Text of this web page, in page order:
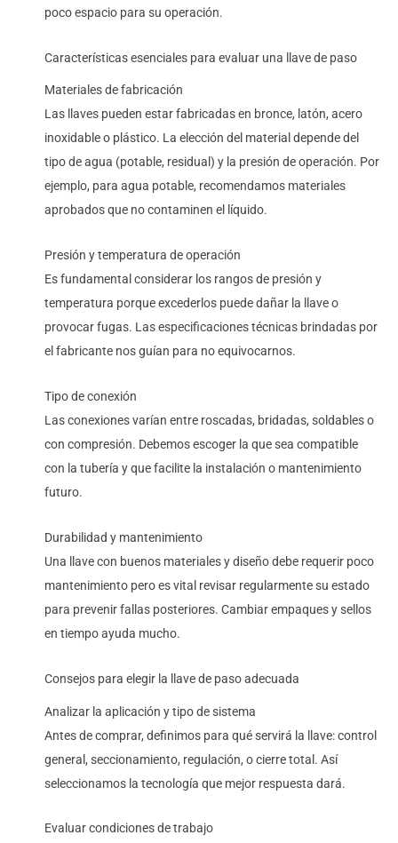
poco espacio para su operación.
Características esenciales para evaluar una llave de paso
Materiales de fabricación
Las llaves pueden estar fabricadas en bronce, latón, acero
inoxidable o plástico. La elección del material depende del
tipo de agua (potable, residual) y la presión de operación. Por
ejemplo, para agua potable, recomendamos materiales
aprobados que no contaminen el líquido.
Presión y temperatura de operación
Es fundamental considerar los rangos de presión y
temperatura porque excederlos puede dañar la llave o
provocar fugas. Las especificaciones técnicas brindadas por
el fabricante nos guían para no equivocarnos.
Tipo de conexión
Las conexiones varían entre roscadas, bridadas, soldables o
con compresión. Debemos escoger la que sea compatible
con la tubería y que facilite la instalación o mantenimiento
futuro.
Durabilidad y mantenimiento
Una llave con buenos materiales y diseño debe requerir poco
mantenimiento pero es vital revisar regularmente su estado
para prevenir fallas posteriores. Cambiar empaques y sellos
en tiempo ayuda mucho.
Consejos para elegir la llave de paso adecuada
Analizar la aplicación y tipo de sistema
Antes de comprar, definimos para qué servirá la llave: control
general, seccionamiento, regulación, o cierre total. Así
seleccionamos la tecnología que mejor respuesta dará.
Evaluar condiciones de trabajo